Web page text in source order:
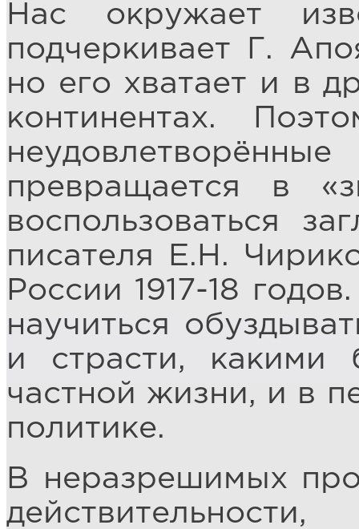
Нас окружает
подчеркивает Г.
но его хватает и в
континентах.
превращается в
воспользоваться
писателя Е.Н.
России 1917-18
научиться
и страсти,
частной жизни, и в
политике.
В неразрешимых